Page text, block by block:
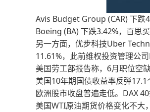
Avis Budget Group (CAR) 下跌
Boeing (BA) 下跌3.42%，百思
另一方面，优步科技Uber
11.61%，此前维权投资管理公
美国劳工部报告称，6月职位空
美国10年期国债收益率反弹17.1
欧洲股市收盘普遍走低。DAX
美国WTI原油期货价格变化不大